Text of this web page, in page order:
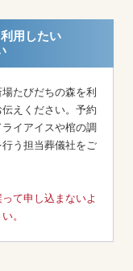
用したい
たびだちの森を利
えください。予約
イアイスや棺の調
う担当葬儀社をご
て申し込まないよ
。